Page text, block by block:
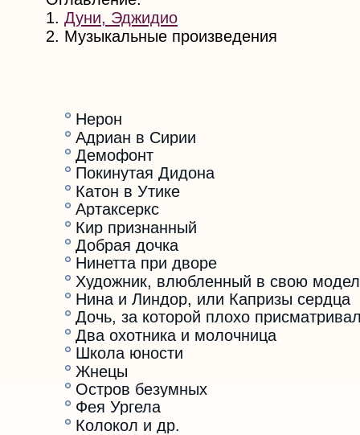
1. Дуни, Эджидио
2. Музыкальные произведения
Нерон
Адриан в Сирии
Демофонт
Покинутая Дидона
Катон в Утике
Артаксеркс
Кир признанный
Добрая дочка
Нинетта при дворе
Художник, влюбленный в свою
Нина и Линдор, или Капризы сердца
Дочь, за которой плохо
Два охотника и молочница
Школа юности
Жнецы
Остров безумных
Фея Ургела
Колокол и др.